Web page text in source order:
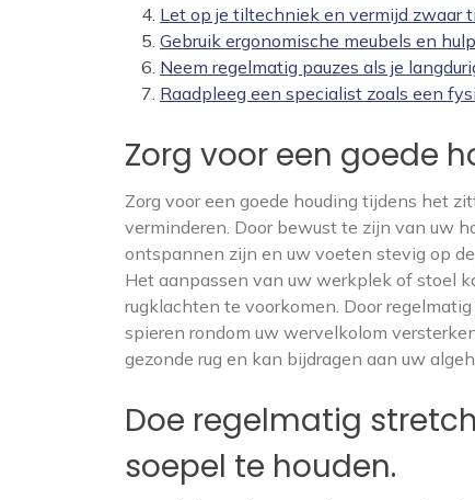
Let op je tiltechniek en vermijd zwaar
Gebruik ergonomische meubels en
Neem regelmatig pauzes als je
Raadpleeg een specialist zoals een
Zorg voor een goede
Zorg voor een goede houding tijdens het
verminderen. Door bewust te zijn van uw
ontspannen zijn en uw voeten stevig op
Het aanpassen van uw werkplek of stoel
rugklachten te voorkomen. Door
spieren rondom uw wervelkolom
gezonde rug en kan bijdragen aan uw
Doe regelmatig
soepel te houden.